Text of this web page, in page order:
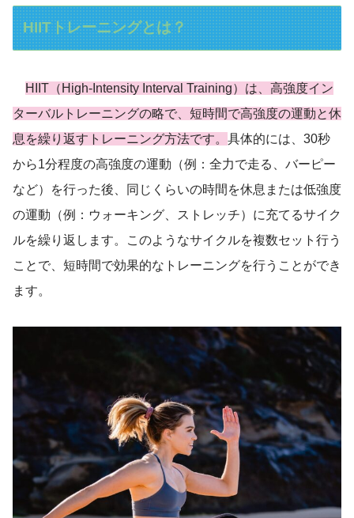
HIITトレーニングとは？
HIIT（High-Intensity Interval Training）は、高強度イン
ターバルトレーニングの略で、短時間で高強度の運動と休
息を繰り返すトレーニング方法です。 具体的には、30秒
から1分程度の高強度の運動（例：全力で走る、バーピー
など）を行った後、同じくらいの時間を休息または低強度
の運動（例：ウォーキング、ストレッチ）に充てるサイク
ルを繰り返します。このようなサイクルを複数セット行う
ことで、短時間で効果的なトレーニングを行うことができ
ます。